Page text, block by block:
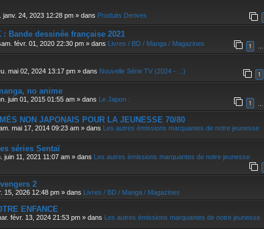
janv. 24, 2023 12:28 pm » dans Produits Derives
: Bande dessinée française 2021
févr. 01, 2020 22:30 pm » dans Livres / BD / Manga / Magazines 1 …
mai 02, 2024 13:17 pm » dans Nouvelle Série TV (2024 - ...) 1
no anime
juin 01, 2015 01:55 am » dans Le Japon : 1
NON JAPONAIS POUR LA JEUNESSE 70/80
mai 17, 2014 09:23 am » dans Les autres émissions marquantes de notre jeunesse
séries Sentaï
juin 11, 2021 11:07 am » dans Les autres émissions marquantes de notre jeunesse
2
15, 2026 12:48 pm » dans Livres / BD / Manga / Magazines
ENFANCE
févr. 13, 2024 21:53 pm » dans Les autres émissions marquantes de notre jeunesse